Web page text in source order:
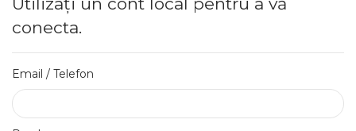
conecta.
Email / Telefon